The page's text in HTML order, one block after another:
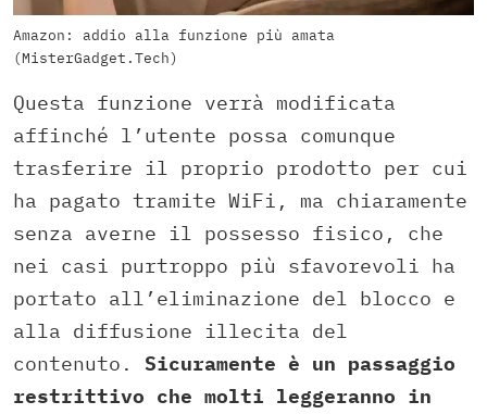
Amazon: addio alla funzione più amata
(MisterGadget.Tech)
Questa funzione verrà modificata
affinché l’utente possa comunque
trasferire il proprio prodotto per cui
ha pagato tramite WiFi, ma chiaramente
senza averne il possesso fisico, che
nei casi purtroppo più sfavorevoli ha
portato all’eliminazione del blocco e
alla diffusione illecita del
contenuto. Sicuramente è un passaggio
restrittivo che molti leggeranno in